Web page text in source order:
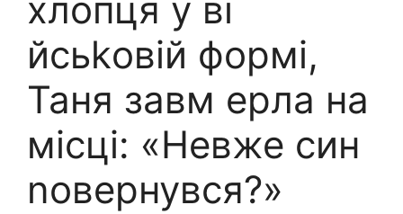
хлопця у вi
йсьkовій формі,
Таня завм ерла на
місці: «Невже син
nовернувся?»